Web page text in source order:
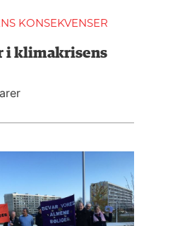
KONSEKVENSER
i klimakrisens